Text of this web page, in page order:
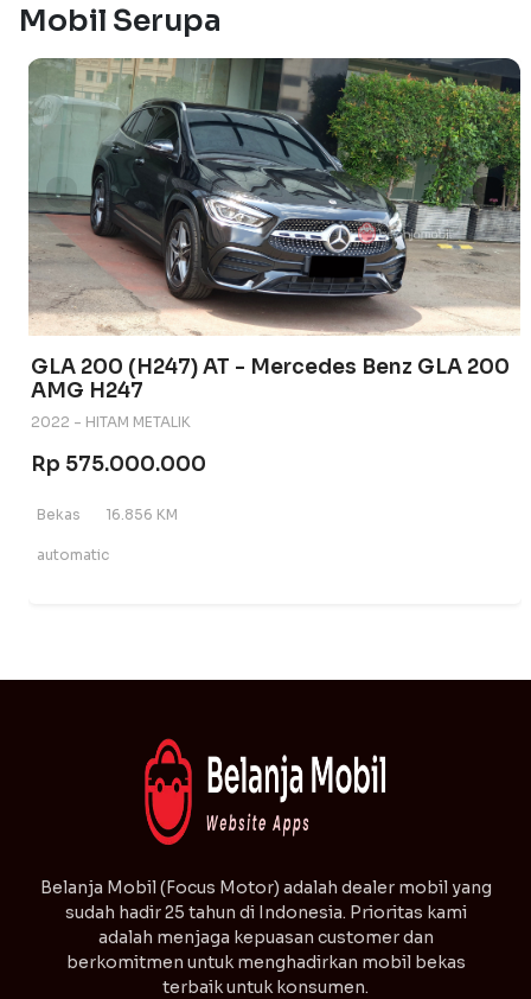
Mobil Serupa
GLA 200 (H247) AT - Mercedes Benz GLA 200
AMG H247
2022 - HITAM METALIK
Rp 575.000.000
Bekas 16.856 KM
automatic
⁠Belanja Mobil (Focus Motor) adalah dealer mobil yang
sudah hadir 25 tahun di Indonesia. Prioritas kami
adalah menjaga kepuasan customer dan
berkomitmen untuk menghadirkan mobil bekas
terbaik untuk konsumen.